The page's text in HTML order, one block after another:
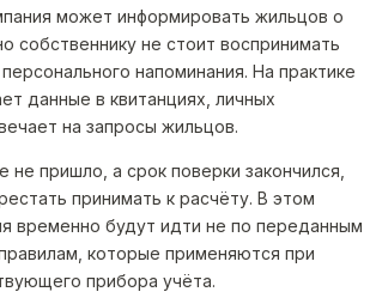
может информировать жильцов о
собственнику не стоит воспринимать
напоминания. На практике
данные в квитанциях, личных
на запросы жильцов.
не пришло, а срок поверки закончился,
принимать к расчёту. В этом
временно будут идти не по переданным
которые применяются при
прибора учёта.